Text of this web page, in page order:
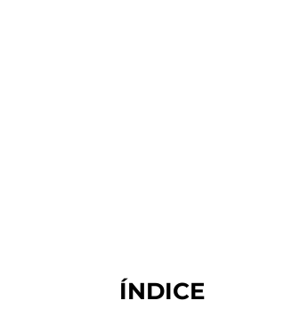
ÍNDICE